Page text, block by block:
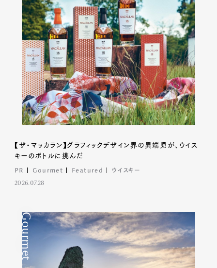
【ザ・マッカラン】グラフィックデザイン界の異端児が、ウイス
キーのボトルに挑んだ
PR Gourmet Featured ウイスキー
2026.07.28
Gourmet